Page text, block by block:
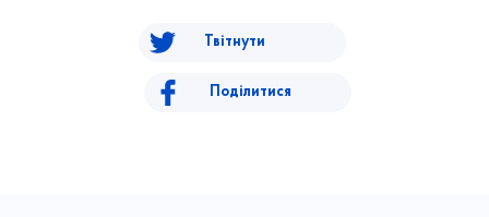
Твітнути
Поділитися